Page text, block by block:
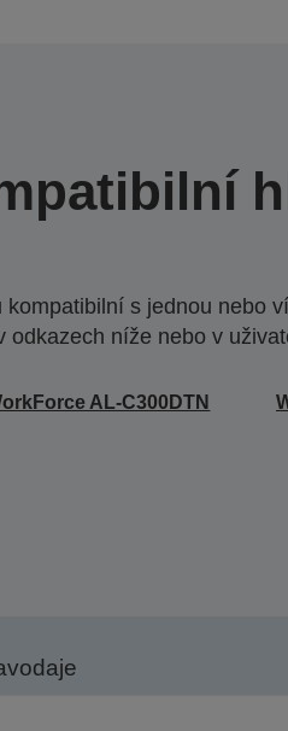
s jednou nebo
odkazech níže nebo v
AL-C300DTN